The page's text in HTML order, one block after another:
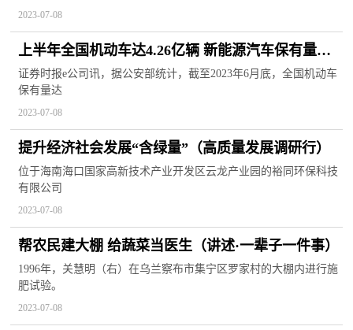
2023-07-08
上半年全国机动车达4.26亿辆 新能源汽车保有量达
1620万辆
证券时报e公司讯，据公安部统计，截至2023年6月底，全国机动车
保有量达
2023-07-08
提升经济社会发展“含绿量”（高质量发展调研行）
位于海南海口国家高新技术产业开发区云龙产业园的裕同环保科技
有限公司
2023-07-08
帮农民建大棚 给蔬菜当医生（讲述·一辈子一件事）
1996年，关慧明（右）在乌兰察布市集宁区罗家村的大棚内进行施
肥试验。
2023-07-08